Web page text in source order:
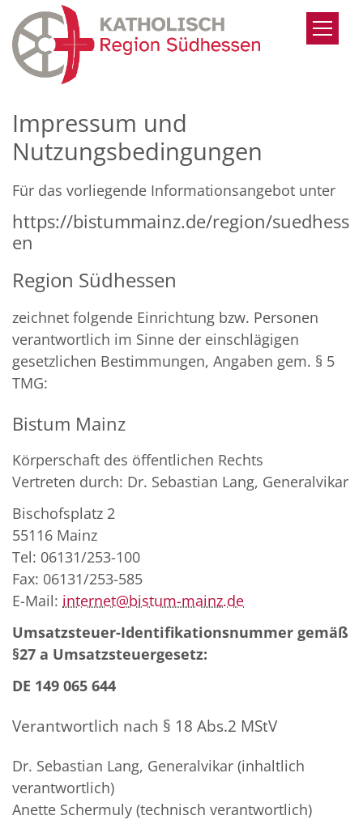
Zum Inhalt springen
Impressum und
Nutzungsbedingungen
Für das vorliegende Informationsangebot unter
https://bistummainz.de/region/suedhess
en
Region Südhessen
zeichnet folgende Einrichtung bzw. Personen
verantwortlich im Sinne der einschlägigen
gesetzlichen Bestimmungen, Angaben gem. § 5
TMG:
Bistum Mainz
Körperschaft des öffentlichen Rechts
Vertreten durch: Dr. Sebastian Lang, Generalvikar
Bischofsplatz 2
55116 Mainz
Tel: 06131/253-100
Fax: 06131/253-585
E-Mail: internet@bistum-mainz.de
Umsatzsteuer-Identifikationsnummer gemäß
§27 a Umsatzsteuergesetz:
DE 149 065 644
Verantwortlich nach § 18 Abs.2 MStV
Dr. Sebastian Lang, Generalvikar (inhaltlich
verantwortlich)
Anette Schermuly (technisch verantwortlich)